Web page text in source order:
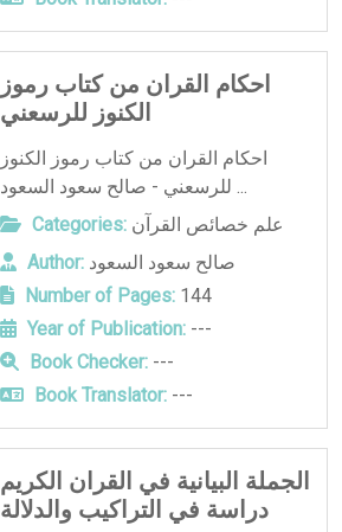
احكام القران من كتاب رموز
الكنوز للرسعني
احكام القران من كتاب رموز الكنوز
للرسعني - صالح سعود السعود ...
Categories: علم خصائص القرآن
Author: صالح سعود السعود
Number of Pages:144
Year of Publication:---
Book Checker:---
Book Translator:---
الجملة البيانية في القران الكريم
دراسة في التراكيب والدلالة